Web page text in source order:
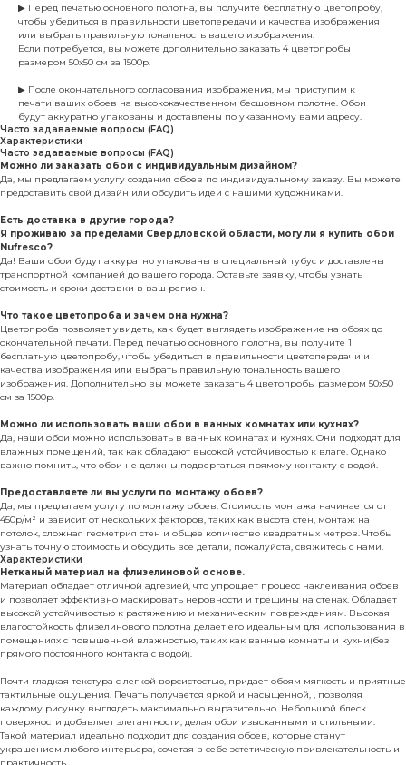
▶ Перед печатью основного полотна, вы получите бесплатную цветопробу,
чтобы убедиться в правильности цветопередачи и качества изображения
или выбрать правильную тональность вашего изображения.
Если потребуется, вы можете дополнительно заказать 4 цветопробы
размером 50х50 см за 1500р.
▶ После окончательного согласования изображения, мы приступим к
печати ваших обоев на высококачественном бесшовном полотне. Обои
будут аккуратно упакованы и доставлены по указанному вами адресу.
Часто задаваемые вопросы (FAQ)
Характеристики
Часто задаваемые вопросы (FAQ)
Можно ли заказать обои с индивидуальным дизайном?
Да, мы предлагаем услугу создания обоев по индивидуальному заказу. Вы можете
предоставить свой дизайн или обсудить идеи с нашими художниками.
Есть доставка в другие города?
Я проживаю за пределами Свердловской области, могу ли я купить обои
Nufresco?
Да! Ваши обои будут аккуратно упакованы в специальный тубус и доставлены
транспортной компанией до вашего города. Оставьте заявку, чтобы узнать
стоимость и сроки доставки в ваш регион.
Что такое цветопроба и зачем она нужна?
Цветопроба позволяет увидеть, как будет выглядеть изображение на обоях до
окончательной печати. Перед печатью основного полотна, вы получите 1
бесплатную цветопробу, чтобы убедиться в правильности цветопередачи и
качества изображения или выбрать правильную тональность вашего
изображения. Дополнительно вы можете заказать 4 цветопробы размером 50х50
см за 1500р.
Можно ли использовать ваши обои в ванных комнатах или кухнях?
Да, наши обои можно использовать в ванных комнатах и кухнях. Они подходят для
влажных помещений, так как обладают высокой устойчивостью к влаге. Однако
важно помнить, что обои не должны подвергаться прямому контакту с водой.
Предоставляете ли вы услуги по монтажу обоев?
Да, мы предлагаем услугу по монтажу обоев. Стоимость монтажа начинается от
450р/м² и зависит от нескольких факторов, таких как высота стен, монтаж на
потолок, сложная геометрия стен и общее количество квадратных метров. Чтобы
узнать точную стоимость и обсудить все детали, пожалуйста, свяжитесь с нами.
Характеристики
Нетканый материал на флизелиновой основе.
Материал обладает отличной адгезией, что упрощает процесс наклеивания обоев
и позволяет эффективно маскировать неровности и трещины на стенах. Обладает
высокой устойчивостью к растяжению и механическим повреждениям. Высокая
влагостойкость флизелинового полотна делает его идеальным для использования в
помещениях с повышенной влажностью, таких как ванные комнаты и кухни(без
прямого постоянного контакта с водой).
Почти гладкая текстура с легкой ворсистостью, придает обоям мягкость и приятные
тактильные ощущения. Печать получается яркой и насыщенной, , позволяя
каждому рисунку выглядеть максимально выразительно. Небольшой блеск
поверхности добавляет элегантности, делая обои изысканными и стильными.
Такой материал идеально подходит для создания обоев, которые станут
украшением любого интерьера, сочетая в себе эстетическую привлекательность и